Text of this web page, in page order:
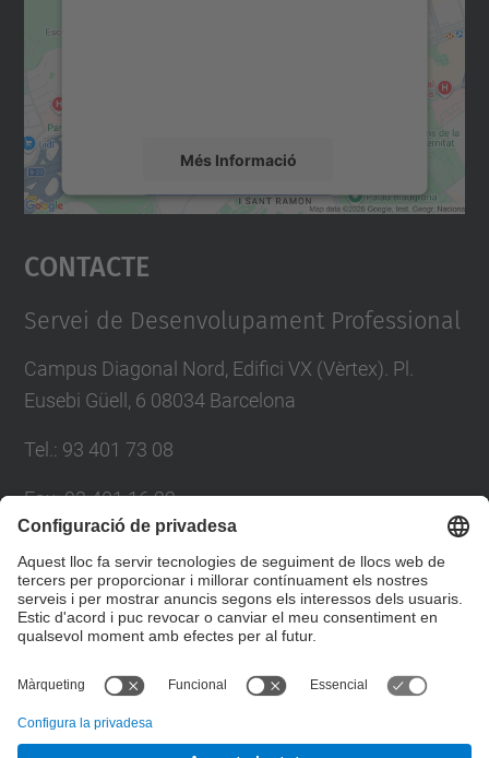
Més Informació
Accepta
powered by
Contacte
Servei de Desenvolupament Professional
Campus Diagonal Nord, Edifici VX (Vèrtex). Pl.
Eusebi Güell, 6 08034 Barcelona
Tel. : 93 401 73 08
Fax:93 401 16 22
Directori UPC
Formulari de contacte